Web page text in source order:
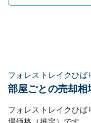
フォレストレイクひ
部屋ごとの売却相
フォレストレイクひ